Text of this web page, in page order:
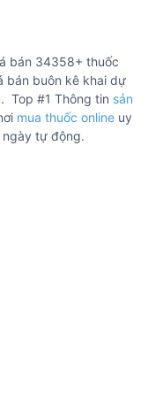
bán 34358+ thuốc
bán buôn kê khai dự
Top #1 Thông tin sản
mua thuốc online uy
tự động.